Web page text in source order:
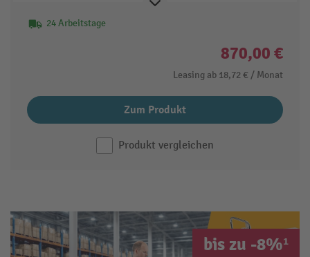
24 Arbeitstage
870,00 €
Leasing ab 18,72 € / Monat
Zum Produkt
Produkt vergleichen
bis zu -8%¹